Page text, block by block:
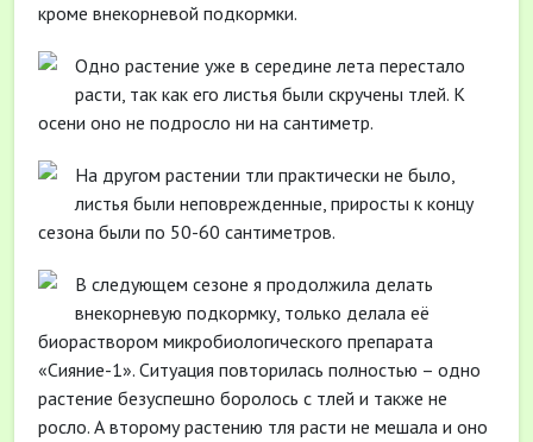
кроме внекорневой подкормки.
Одно растение уже в середине лета перестало
расти, так как его листья были скручены тлей. К
осени оно не подросло ни на сантиметр.
На другом растении тли практически не было,
листья были неповрежденные, приросты к концу
сезона были по 50-60 сантиметров.
В следующем сезоне я продолжила делать
внекорневую подкормку, только делала её
биораствором микробиологического препарата
«Сияние-1». Ситуация повторилась полностью – одно
растение безуспешно боролось с тлей и также не
росло. А второму растению тля расти не мешала и оно